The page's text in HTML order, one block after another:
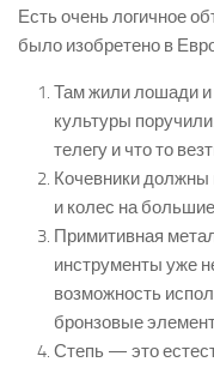
Есть очень логичное
было изобретено в
Там жили лошади
культуры
телегу и что то
Кочевники должны
и колес на
Примитивная
инструменты уже
возможность
бронзовые
Степь — это